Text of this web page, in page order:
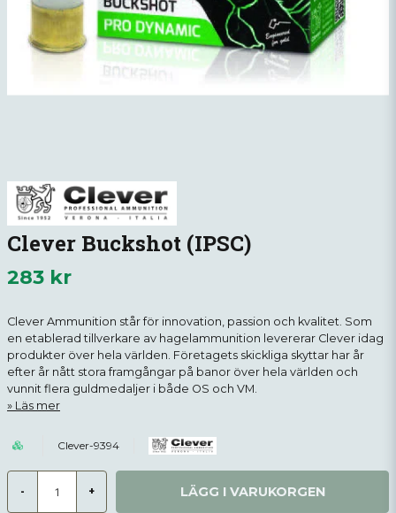
Clever Buckshot (IPSC)
283 kr
Clever Ammunition står för innovation, passion och kvalitet. Som
en etablerad tillverkare av hagelammunition levererar Clever idag
produkter över hela världen. Företagets skickliga skyttar har år
efter år nått stora framgångar på banor över hela världen och
vunnit flera guldmedaljer i både OS och VM.
Läs mer
Clever-9394
- + LÄGG I VARUKORGEN